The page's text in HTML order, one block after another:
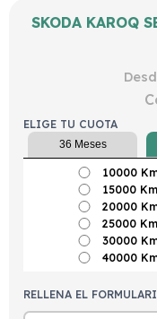
SKODA KAROQ
ELIGE TU CUOTA
36 Meses
10000
15000 Km
20000
25000 Km
30000
40000
RELLENA EL